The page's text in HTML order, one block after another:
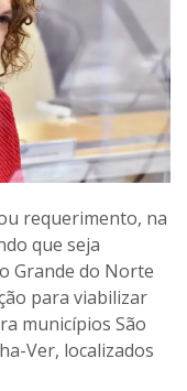
requerimento, na
que seja
Grande do Norte
para viabilizar
municípios São
Ver, localizados